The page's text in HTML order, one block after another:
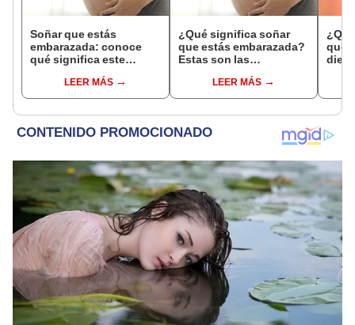
Soñar que estás
embarazada: conoce
qué significa este
LEER MÁS
¿Qué significa soñar
que estás embarazada?
Estas son las
comunesLEER MÁS
que